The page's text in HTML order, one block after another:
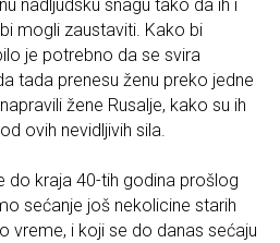
nadljudsku snagu tako da ih i
mogli zaustaviti. Kako bi
je potrebno da se svira
tada prenesu ženu preko jedne
žene Rusalje, kako su ih
ovih nevidljivih sila.
do kraja 40-tih godina prošlog
sećanje još nekolicine starih
vreme, i koji se do danas sećaju